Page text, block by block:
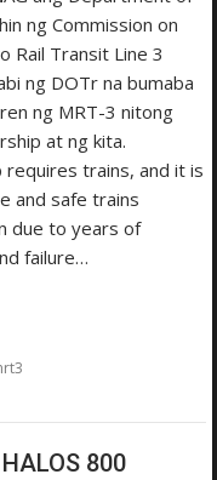
ng Commission on
Rail Transit Line 3
ng DOTr na bumaba
ng MRT-3 nitong
at ng kita.
requires trains, and it is
and safe trains
due to years of
failure…
800